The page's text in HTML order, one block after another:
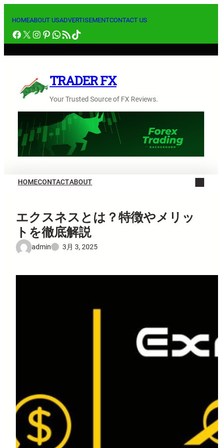
ス
キ
HOMEABOUT USADVERTISEMENTCONTACT US
Facebook
X Instagram
Pinterest
WhatsApp
RSS フィードTikTok
TRADER FX
Your Trusted Source of FX Reviews.
HOMECONTACTABOUT
エクスネスとは？特徴やメリッ
トを徹底解説
admin 3月 3, 2025